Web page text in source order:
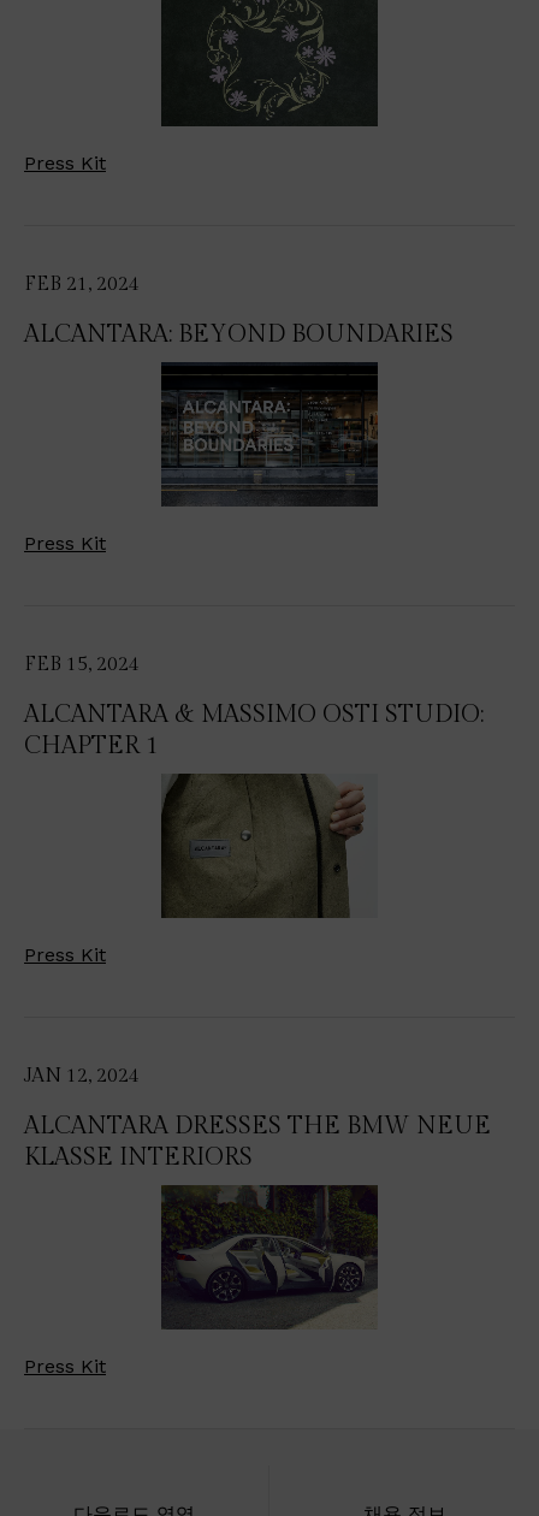
Press Kit
FEB 21, 2024
ALCANTARA: BEYOND BOUNDARIES
Press Kit
FEB 15, 2024
ALCANTARA & MASSIMO OSTI STUDIO:
CHAPTER 1
Press Kit
JAN 12, 2024
ALCANTARA DRESSES THE BMW NEUE
KLASSE INTERIORS
Press Kit